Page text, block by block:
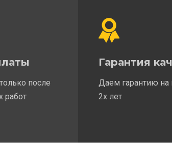
после
работ
Гарантия
Даем гарантию
2х лет